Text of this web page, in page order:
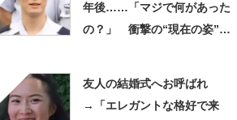
年後……「マジで何があった
の？」 衝撃の“現在の姿”が
友人の結婚式へお呼ばれ
→「エレガントな格好で来